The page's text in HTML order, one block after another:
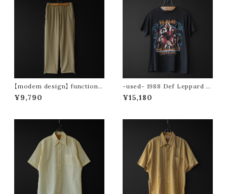
【modem design】 functional
drawstring pants (beige)
¥9,790
-used- 1988 Def Leppard to
ur tee (Hysteria)
¥15,180